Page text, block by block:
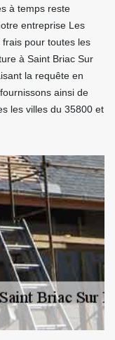
à temps reste
entreprise Les
pour toutes les
à Saint Briac Sur
la requête en
ainsi de
les villes du 35800 et